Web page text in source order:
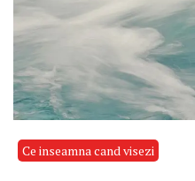
Ce inseamna cand visezi